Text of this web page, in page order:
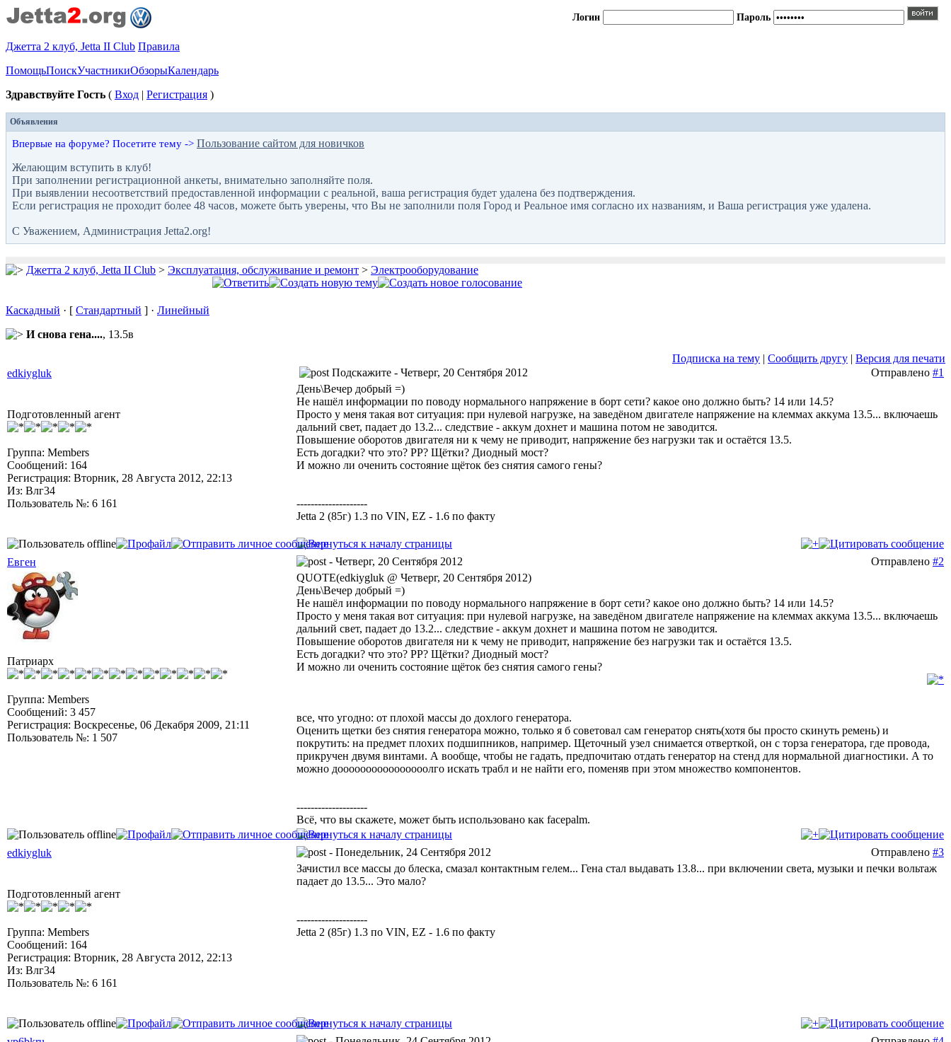
Логин Пароль
Джетта 2 клуб, Jetta II Club Правила
ПомощьПоискУчастникиОбзорыКалендарь
Здравствуйте Гость ( Вход | Регистрация )
Объявления
Впервые на форуме? Посетите тему -> Пользование сайтом для новичков
Желающим вступить в клуб!
При заполнении регистрационной анкеты, внимательно заполняйте поля.
При выявлении несоответствий предоставленной информации с реальной, ваша регистрация будет удалена без подтверждения.
Если регистрация не проходит более 48 часов, можете быть уверены, что Вы не заполнили поля Город и Реальное имя согласно их названиям, и Ваша регистрация уже удалена.
С Уважением, Администрация Jetta2.org!
Джетта 2 клуб, Jetta II Club > Эксплуатация, обслуживание и ремонт > Электрооборудование
Каскадный · [ Стандартный ] · Линейный
И снова гена...., 13.5в
Подписка на тему | Сообщить другу | Версия для печати
edkiygluk
Подскажите - Четверг, 20 Сентября 2012 Отправлено #1
Подготовленный агент
Группа: Members
Сообщений: 164
Регистрация: Вторник, 28 Августа 2012, 22:13
Из: Влг34
Пользователь №: 6 161
День\Вечер добрый =)
Не нашёл информации по поводу нормального напряжение в борт сети? какое оно должно быть? 14 или 14.5?
Просто у меня такая вот ситуация: при нулевой нагрузке, на заведёном двигателе напряжение на клеммах аккума 13.5... включаешь
дальний свет, падает до 13.2... следствие - аккум дохнет и машина потом не заводится.
Повышение оборотов двигателя ни к чему не приводит, напряжение без нагрузки так и остаётся 13.5.
Есть догадки? что это? РР? Щётки? Диодный мост?
И можно ли оченить состояние щёток без снятия самого гены?
--------------------
Jetta 2 (85г) 1.3 по VIN, EZ - 1.6 по факту
Евген - Четверг, 20 Сентября 2012 Отправлено #2
Патриарх
Группа: Members
Сообщений: 3 457
Регистрация: Воскресенье, 06 Декабря 2009, 21:11
Пользователь №: 1 507
QUOTE(edkiygluk @ Четверг, 20 Сентября 2012)
День\Вечер добрый =)
Не нашёл информации по поводу нормального напряжение в борт сети? какое оно должно быть? 14 или 14.5?
Просто у меня такая вот ситуация: при нулевой нагрузке, на заведёном двигателе напряжение на клеммах аккума 13.5... включаешь
дальний свет, падает до 13.2... следствие - аккум дохнет и машина потом не заводится.
Повышение оборотов двигателя ни к чему не приводит, напряжение без нагрузки так и остаётся 13.5.
Есть догадки? что это? РР? Щётки? Диодный мост?
И можно ли оченить состояние щёток без снятия самого гены?
все, что угодно: от плохой массы до дохлого генератора.
Оценить щетки без снятия генератора можно, только я б советовал сам генератор снять(хотя бы просто скинуть ремень) и
покрутить: на предмет плохих подшипников, например. Щеточный узел снимается отверткой, он с торза генератора, где провода,
прикручен двумя винтами. А вообще, чтобы не гадать, предпочитаю отдать генератор на стенд для нормальной диагностики. А то
можно доооооооооооооооолго искать трабл и не найти его, поменяв при этом множество компонентов.
--------------------
Всё, что вы скажете, может быть использовано как facepalm.
edkiygluk - Понедельник, 24 Сентября 2012 Отправлено #3
Подготовленный агент
Группа: Members
Сообщений: 164
Регистрация: Вторник, 28 Августа 2012, 22:13
Из: Влг34
Пользователь №: 6 161
Зачистил все массы до блеска, смазал контактным гелем... Гена стал выдавать 13.8... при включении света, музыки и печки вольтаж
падает до 13.5... Это мало?
--------------------
Jetta 2 (85г) 1.3 по VIN, EZ - 1.6 по факту